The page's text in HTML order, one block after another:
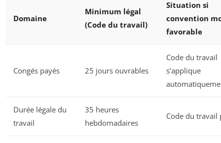
Domaine
Minimum légal
(Code du travail)
Situation si
convention
favorable
Congés payés 25 jours ouvrables
Code du travail
s’applique
Durée légale du
travail
35 heures
hebdomadaires
Code du travail